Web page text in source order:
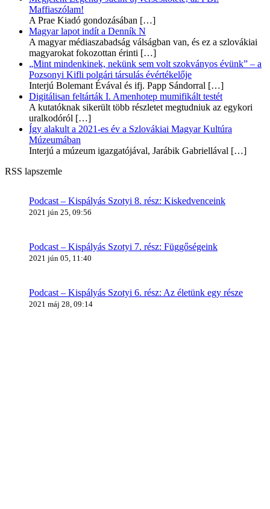
Maffiaszólam!
A Prae Kiadó gondozásában […]
Magyar lapot indít a Denník N
A magyar médiaszabadság válságban van, és ez a szlovákiai
magyarokat fokozottan érinti […]
„Mint mindenkinek, nekünk sem volt szokványos évünk” – a
Pozsonyi Kifli polgári társulás évértékelője
Interjú Bolemant Évával és ifj. Papp Sándorral […]
Digitálisan feltárták I. Amenhotep mumifikált testét
A kutatóknak sikerült több részletet megtudniuk az egykori
uralkodóról […]
Így alakult a 2021-es év a Szlovákiai Magyar Kultúra
Múzeumában
Interjú a múzeum igazgatójával, Jarábik Gabriellával […]
RSS lapszemle
Podcast – Kispályás Szotyi 8. rész: Kiskedvenceink
2021 jún 25, 09:56
Podcast – Kispályás Szotyi 7. rész: Függőségeink
2021 jún 05, 11:40
Podcast – Kispályás Szotyi 6. rész: Az életünk egy része
2021 máj 28, 09:14